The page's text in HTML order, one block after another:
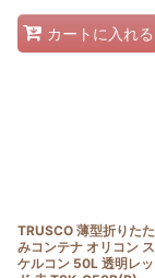
カートに入れる
TRUSCO 薄型折りたた
みコンテナ オリコン ス
ケルコン 50L 透明レッ